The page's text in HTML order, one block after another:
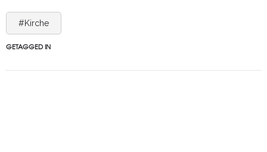
#Kirche
GETAGGED IN